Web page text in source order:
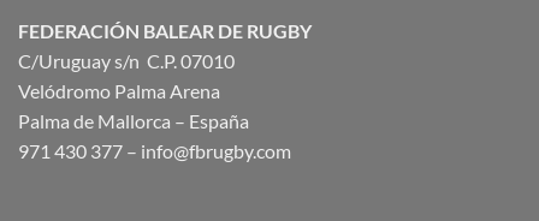
FEDERACIÓN BALEAR DE RUGBY
C/Uruguay s/n C.P. 07010
Velódromo Palma Arena
Palma de Mallorca – España
971 430 377 – info@fbrugby.com